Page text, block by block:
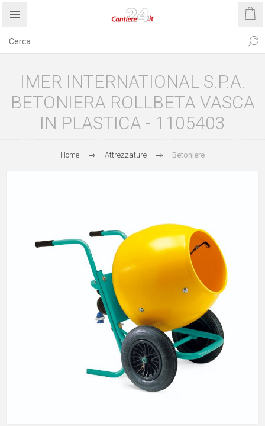
IMER INTERNATIONAL S.P.A.
BETONIERA ROLLBETA VASCA
IN PLASTICA - 1105403
Home Attrezzature Betoniere